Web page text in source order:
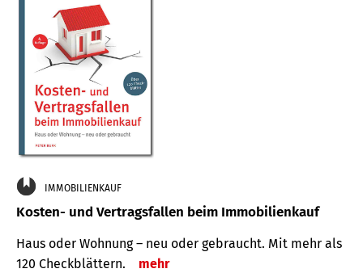
IMMOBILIENKAUF
Kosten- und Vertragsfallen beim Immobilienkauf
Haus oder Wohnung – neu oder gebraucht. Mit mehr als
120 Check­blättern.
mehr